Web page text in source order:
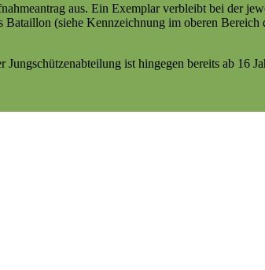
aus. Ein Exemplar verbleibt bei der
(siehe Kennzeichnung im oberen Bereich
ist hingegen bereits ab 16